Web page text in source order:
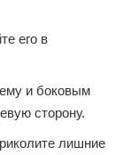
его в
и боковым
сторону.
лишние